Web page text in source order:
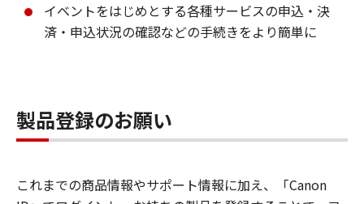
イベントをはじめとする各種サービスの申込・決
済・申込状況の確認などの手続きをより簡単に
製品登録のお願い
これまでの商品情報やサポート情報に加え、「Canon